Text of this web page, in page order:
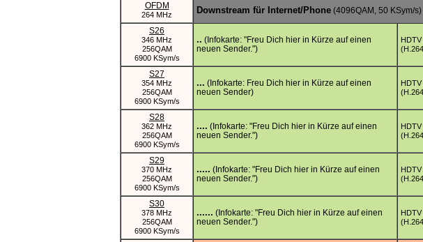
OFDM
264 MHz Downstream für Internet/Phone (4096QAM, 50 KSym/
S26
346 MHz
256QAM
6900 KSym/s
.. (Infokarte: "Freu Dich hier in Kürze auf einen
neuen Sender.")
HDTV
S27
354 MHz
256QAM
6900 KSym/s
... (Infokarte: Freu Dich hier in Kürze auf einen
neuen Sender)
HDTV
S28
362 MHz
256QAM
6900 KSym/s
.... (Infokarte: "Freu Dich hier in Kürze auf einen
neuen Sender.")
HDTV
S29
370 MHz
256QAM
6900 KSym/s
..... (Infokarte: "Freu Dich hier in Kürze auf einen
neuen Sender.")
HDTV
S30
378 MHz
256QAM
6900 KSym/s
...... (Infokarte: "Freu Dich hier in Kürze auf einen
neuen Sender.")
HDTV